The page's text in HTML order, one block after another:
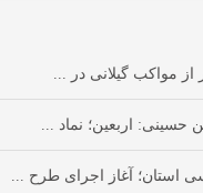
از مواکب گیلانی در ...
حسینی: اربعین؛ نماد ...
استان؛ آغاز اجرای طرح ...